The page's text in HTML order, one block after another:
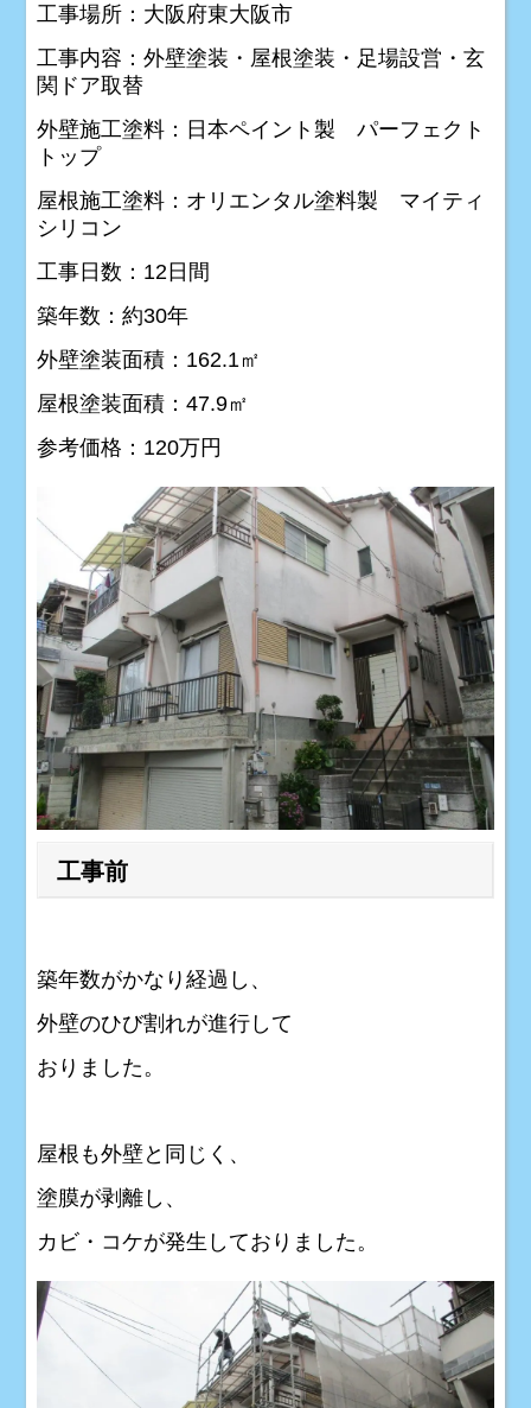
工事場所：大阪府東大阪市
工事内容：外壁塗装・屋根塗装・足場設営・玄
関ドア取替
外壁施工塗料：日本ペイント製 パーフェクト
トップ
屋根施工塗料：オリエンタル塗料製 マイティ
シリコン
工事日数：12日間
築年数：約30年
外壁塗装面積：162.1㎡
屋根塗装面積：47.9㎡
参考価格：120万円
工事前
築年数がかなり経過し、
外壁のひび割れが進行して
おりました。
屋根も外壁と同じく、
塗膜が剥離し、
カビ・コケが発生しておりました。